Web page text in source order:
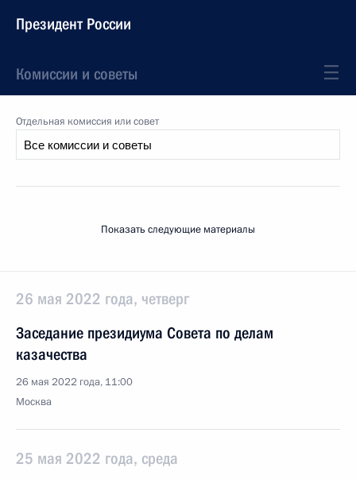
Президент России
Комиссии и советы
Отдельная комиссия или совет
Показать следующие материалы
26 мая 2022 года, четверг
Заседание президиума Совета по делам
казачества
26 мая 2022 года, 11:00
Москва
25 мая 2022 года, среда